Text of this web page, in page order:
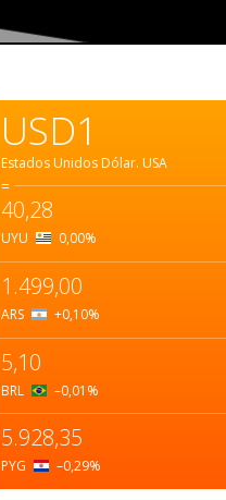
USD1
Estados Unidos Dólar. USA
=
40,28
UYU 0,00%
1.499,00
ARS +0,10%
5,10
BRL –0,01 %
5.928,35
PYG –0,29%